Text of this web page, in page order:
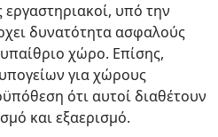
υπό την
δυνατότητα ασφαλούς
χώρο. Επίσης,
για χώρους
ότι αυτοί διαθέτουν
και εξαερισμό.